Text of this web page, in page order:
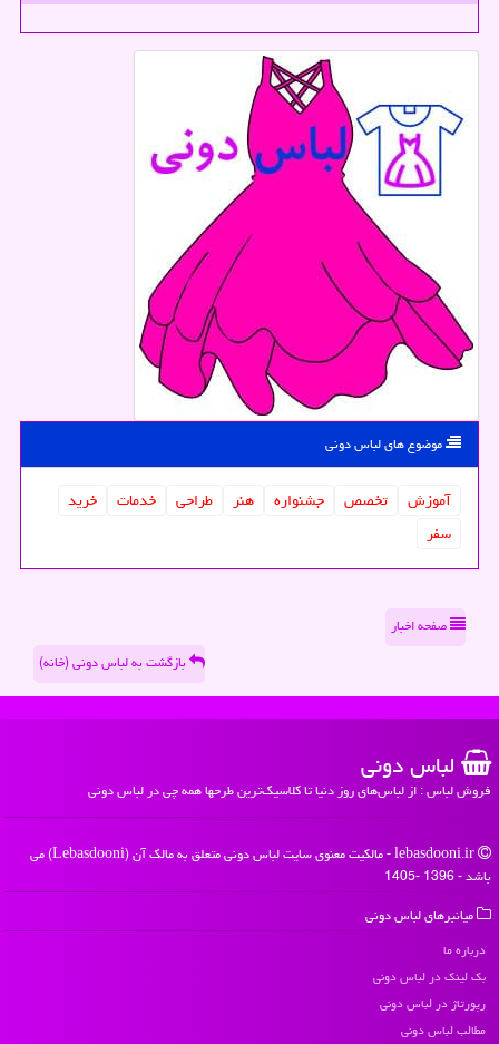
موضوع های لباس دونی
آموزش تخصص جشنواره هنر طراحی خدمات
خرید
سفر
صفحه اخبار
بازگشت به لباس دونی (خانه)
لباس دونی
فروش لباس : از لباس‌های روز دنیا تا کلاسیک‌ترین طرحها همه چی در لباس دونی
lebasdooni.ir - مالکیت معنوی سایت لباس دونی متعلق به مالک آن (Lebasdooni) می
باشد - 1396 -1405
میانبرهای لباس دونی
درباره ما
بک لینک در لباس دونی
رپورتاژ در لباس دونی
مطالب لباس دونی